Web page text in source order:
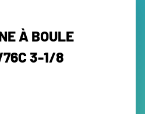
À BOULE
3-1/8